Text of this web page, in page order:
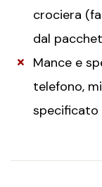
crociera
dal
Mance e
telefono,
specificato